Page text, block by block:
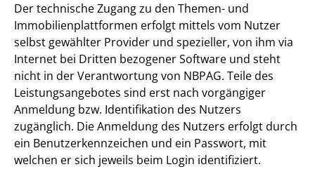
Der technische Zugang zu den Themen- und
Immobilienplattformen erfolgt mittels vom Nutzer
selbst gewählter Provider und spezieller, von ihm via
Internet bei Dritten bezogener Software und steht
nicht in der Verantwortung von NBPAG. Teile des
Leistungsangebotes sind erst nach vorgängiger
Anmeldung bzw. Identifikation des Nutzers
zugänglich. Die Anmeldung des Nutzers erfolgt durch
ein Benutzerkennzeichen und ein Passwort, mit
welchen er sich jeweils beim Login identifiziert.